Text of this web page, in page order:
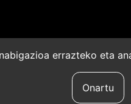
errazteko eta
Onartu